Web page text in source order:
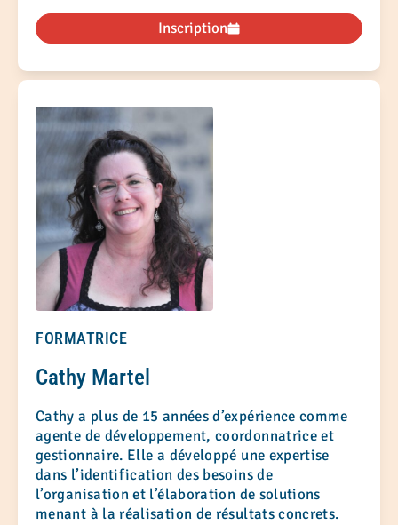
Inscription
FORMATRICE
Cathy Martel
Cathy a plus de 15 années d’expérience comme
agente de développement, coordonnatrice et
gestionnaire. Elle a développé une expertise
dans l’identification des besoins de
l’organisation et l’élaboration de solutions
menant à la réalisation de résultats concrets.